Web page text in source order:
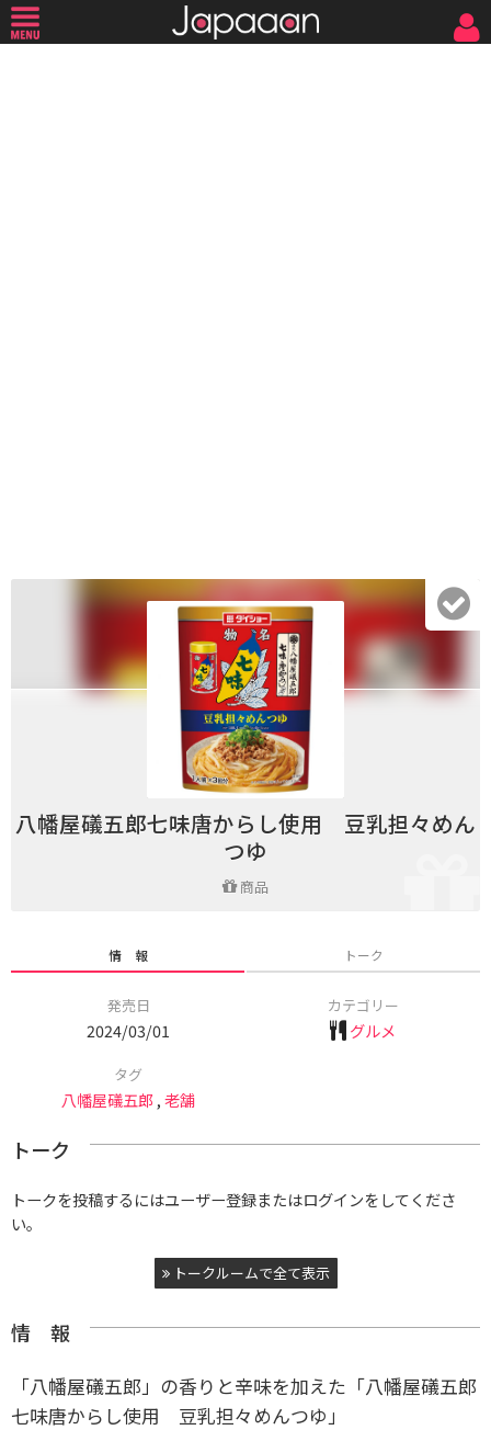
八幡屋礒五郎七味唐からし使用 豆乳担々めん
つゆ
商品
情 報 トーク
発売日
2024/03/01
カテゴリー
グルメ
タグ
八幡屋礒五郎 ,老舗
トーク
トークを投稿するにはユーザー登録またはログインをしてくださ
い。
トークルームで全て表示
情 報
「八幡屋礒五郎」の香りと辛味を加えた「八幡屋礒五郎
七味唐からし使用 豆乳担々めんつゆ」